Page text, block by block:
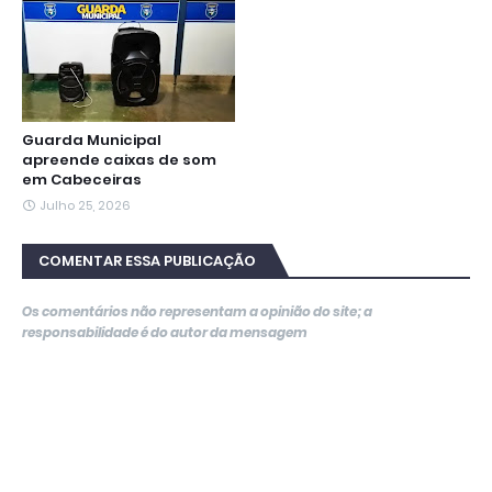
Guarda Municipal
apreende caixas de som
em Cabeceiras
Julho 25, 2026
COMENTAR ESSA PUBLICAÇÃO
Os comentários não representam a opinião do site; a
responsabilidade é do autor da mensagem